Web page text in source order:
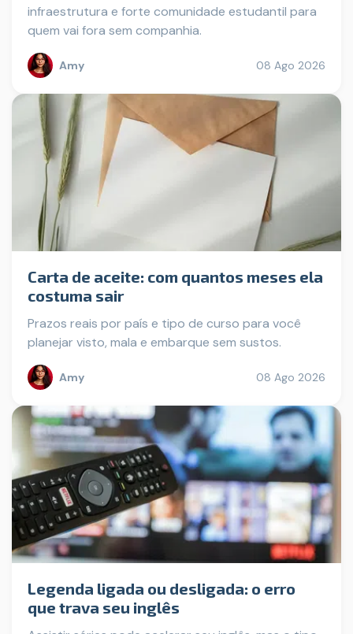
infraestrutura e forte comunidade estudantil para
quem vai fora sem companhia.
Amy 08 Ago 2026
Carta de aceite: com quantos meses ela
costuma sair
Prazos reais por país e tipo de curso para você
planejar visto, mala e embarque sem sustos.
Amy 08 Ago 2026
Legenda ligada ou desligada: o erro
que trava seu inglês